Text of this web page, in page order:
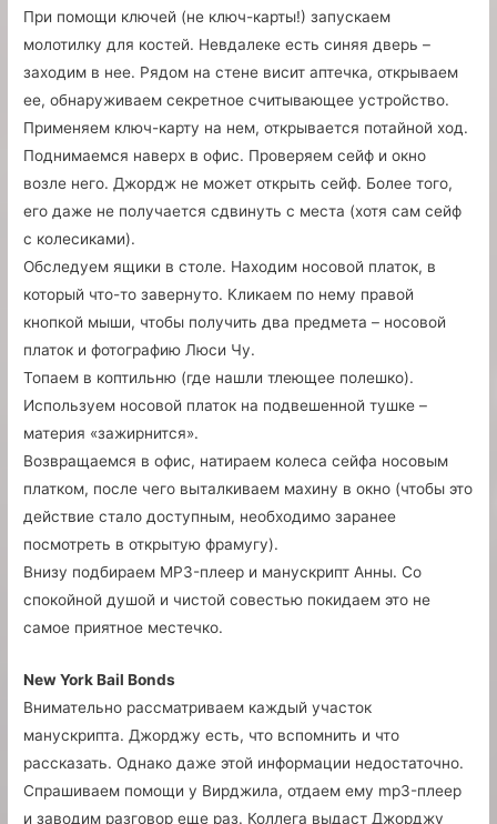
При помощи ключей (не ключ-карты!) запускаем
молотилку для костей. Невдалеке есть синяя дверь –
заходим в нее. Рядом на стене висит аптечка, открываем
ее, обнаруживаем секретное считывающее устройство.
Применяем ключ-карту на нем, открывается потайной ход.
Поднимаемся наверх в офис. Проверяем сейф и окно
возле него. Джордж не может открыть сейф. Более того,
его даже не получается сдвинуть с места (хотя сам сейф
с колесиками).
Обследуем ящики в столе. Находим носовой платок, в
который что-то завернуто. Кликаем по нему правой
кнопкой мыши, чтобы получить два предмета – носовой
платок и фотографию Люси Чу.
Топаем в коптильню (где нашли тлеющее полешко).
Используем носовой платок на подвешенной тушке –
материя «зажирнится».
Возвращаемся в офис, натираем колеса сейфа носовым
платком, после чего выталкиваем махину в окно (чтобы это
действие стало доступным, необходимо заранее
посмотреть в открытую фрамугу).
Внизу подбираем MP3-плеер и манускрипт Анны. Со
спокойной душой и чистой совестью покидаем это не
самое приятное местечко.
New York Bail Bonds
Внимательно рассматриваем каждый участок
манускрипта. Джорджу есть, что вспомнить и что
рассказать. Однако даже этой информации недостаточно.
Спрашиваем помощи у Вирджила, отдаем ему mp3-плеер
и заводим разговор еще раз. Коллега выдаст Джорджу